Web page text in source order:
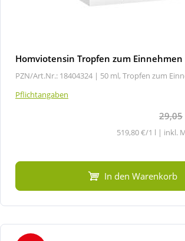
Homviotensin Tropfen zum Einnehmen
PZN/Art.Nr.: 18404324 | 50 ml, Tropfen zum
Pflichtangaben
29,05
519,80 €/1 l | inkl.
In den Warenkorb